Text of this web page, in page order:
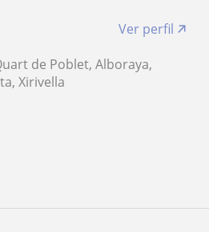
Ver perfil
de Poblet, Alboraya,
Xirivella